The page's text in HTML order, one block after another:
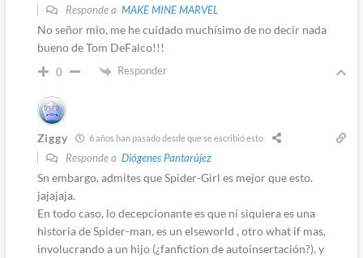
Responde a MAKE MINE MARVEL
No señor mio, me he cuidado muchísimo de no decir nada
bueno de Tom DeFalco!!!
0 Responder
Ziggy 6 años han pasado desde que se escribió esto
Responde a Diógenes Pantarújez
Sn embargo, admites que Spider-Girl es mejor que esto.
jajajaja.
En todo caso, lo decepcionante es que ni siquiera es una
historia de Spider-man, es un elseworld , otro what if mas,
involucrando a un hijo (¿fanfiction de autoinsertación?), y